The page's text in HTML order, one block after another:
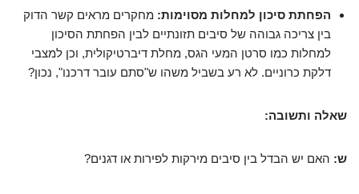
הפחתת סיכון למחלות מסוימות: מחקרים מראים קשר הדוק
בין צריכה גבוהה של סיבים תזונתיים לבין הפחתת הסיכון
למחלות כמו סרטן המעי הגס, מחלת דיברטיקולית, וכן למצבי
דלקת כרוניים. לא רע בשביל משהו ש"סתם עובר דרכנו", נכון?
שאלה ותשובה:
ש: האם יש הבדל בין סיבים מירקות לפירות או דגנים?